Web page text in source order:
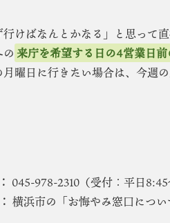
行けばなんとかなる」と思って
来庁を希望する日の4営業日前
月曜日に行きたい場合は、今週
045-978-2310（受付：平日8:45
横浜市の「お悔やみ窓口につ